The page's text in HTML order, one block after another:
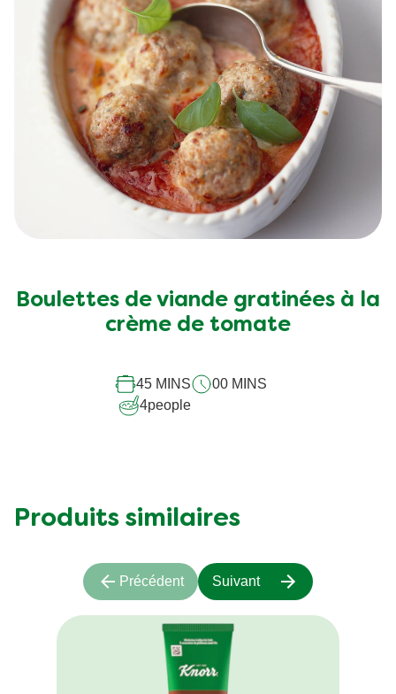
Boulettes de viande gratinées à la
crème de tomate
45 MINS
00 MINS
4people
Produits similaires
Précédent Suivant